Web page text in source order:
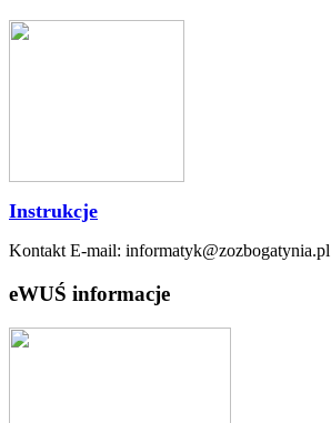
Instrukcje
Kontakt E-mail: informatyk@zozbogatynia.pl
eWUŚ informacje